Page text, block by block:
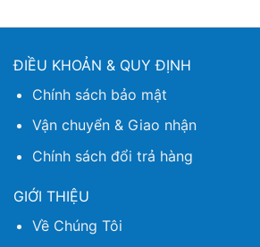
ĐIỀU KHOẢN & QUY ĐỊNH
Chính sách bảo mật
Vận chuyển & Giao nhận
Chính sách đổi trả hàng
GIỚI THIỆU
Về Chúng Tôi